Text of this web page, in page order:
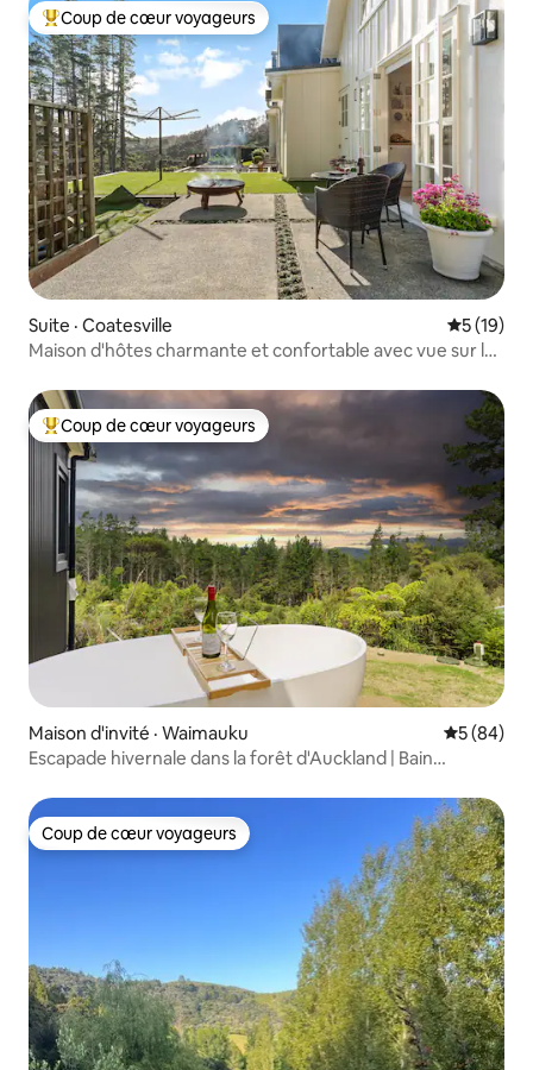
Coup de cœur voyageurs parmi les plus aimés
Coup de cœur voyageurs
Suite · Coatesville Note
5 (19)
Maison d'hôtes charmante et confortable avec vue sur la
Coup de cœur voyageurs parmi les plus aimés
Coup de cœur voyageurs
Maison d'invité · Waimauku Note
5 (84)
Escapade hivernale dans la forêt d'Auckland | Bain
Coup de cœur voyageurs
Coup de cœur voyageurs